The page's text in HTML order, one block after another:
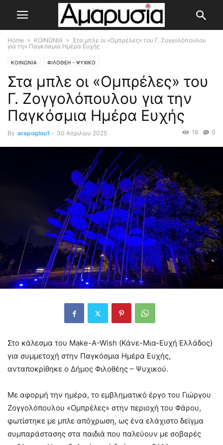
Home ΚΟΙΝΩΝΙΑ
Στα μπλε οι «Ομπρέλες» του Γ. Ζογγολόπουλου
για την Παγκόσμια Ημέρα Ευχής
ΚΟΙΝΩΝΙΑ ΦΙΛΟΘΕΗ - ΨΥΧΙΚΟ
Στα μπλε οι «Ομπρέλες» του
Γ. Ζογγολόπουλου για την
Παγκόσμια Ημέρα Ευχής
By arapoglou1 - 30 Απριλίου 2025 0
18
Στο κάλεσμα του Make-A-Wish (Κάνε-Μια-Ευχή Ελλάδος)
για συμμετοχή στην Παγκόσμια Ημέρα Ευχής,
ανταποκρίθηκε ο Δήμος Φιλοθέης – Ψυχικού.
Με αφορμή την ημέρα, το εμβληματικό έργο του Γιώργου
Ζογγολόπουλου «Ομπρέλες» στην περιοχή του Φάρου,
φωτίστηκε με μπλε απόχρωση, ως ένα ελάχιστο δείγμα
συμπαράστασης στα παιδιά που παλεύουν με σοβαρές